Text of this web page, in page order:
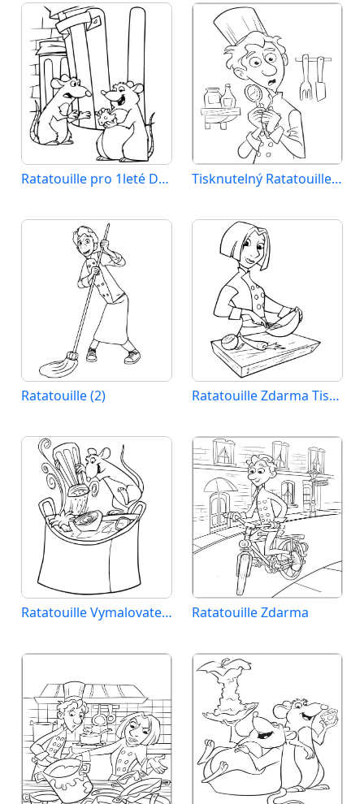
Ratatouille pro 1leté Děti Tisknutelný Ratatouille Obrázek
Ratatouille (2) Ratatouille Zdarma Tisknutelný
Ratatouille Vymalovatelný pro Děti Ratatouille Zdarma